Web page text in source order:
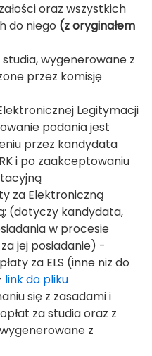
oraz wszystkich
do niego (z oryginałem
wygenerowane z
przez komisję
Legitymacji
podania jest
przez kandydata
i po zaakceptowaniu
za Elektroniczną
(dotyczy kandydata,
w procesie
jej posiadanie) -
za ELS (inne niż do
link do pliku
się z zasadami i
za studia oraz z
z